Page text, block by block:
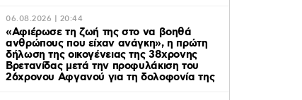
06.08.2026 | 20:44
«Αφιέρωσε τη ζωή της στο να βοηθά
ανθρώπους που είχαν ανάγκη», η πρώτη
δήλωση της οικογένειας της 38χρονης
Βρετανίδας μετά την προφυλάκιση του
26χρονου Αφγανού για τη δολοφονία της